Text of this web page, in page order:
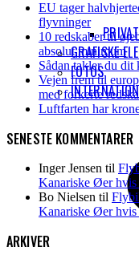
GRAFISKE
FOTOS
EU tager
flyvninger
10 redskaber til
absolut minimum
Sådan takler du
Vejen frem til
med forkerte
Luftfarten har
SENESTE KOMMENTARER
Inger Jensen til
Kanariske Øer
Bo Nielsen til
Kanariske Øer
ARKIVER